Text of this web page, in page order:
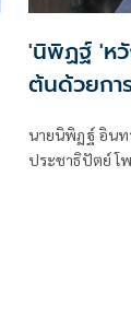
'นิพิฏฐ์ 'หวัง '
ต้นด้วยกา
นายนิพิฏฐ์ อิน
ประชาธิปัตย์ โพสต์